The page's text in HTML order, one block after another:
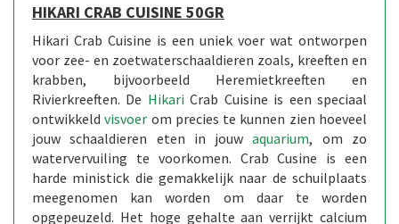
HIKARI CRAB CUISINE 50GR
Hikari Crab Cuisine is een uniek voer wat ontworpen
voor zee- en zoetwaterschaaldieren zoals, kreeften en
krabben, bijvoorbeeld Heremietkreeften en
Rivierkreeften. De Hikari Crab Cuisine is een speciaal
ontwikkeldvisvoer om precies te kunnen zien hoeveel
jouw schaaldieren eten in jouwaquarium, om zo
watervervuiling te voorkomen. Crab Cusine is een
harde ministick die gemakkelijk naar de schuilplaats
meegenomen kan worden om daar te worden
opgepeuzeld. Het hoge gehalte aan verrijkt calcium